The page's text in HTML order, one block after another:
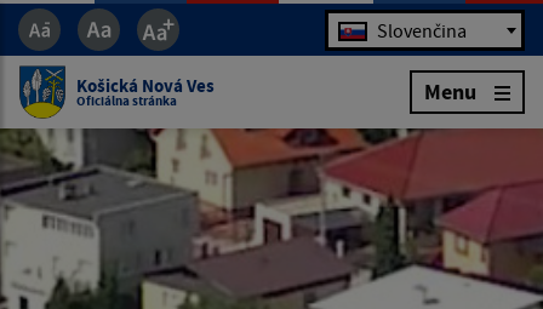
Jazyk Slovenčina
Košická Nová Ves
Oficiálna stránka Menu